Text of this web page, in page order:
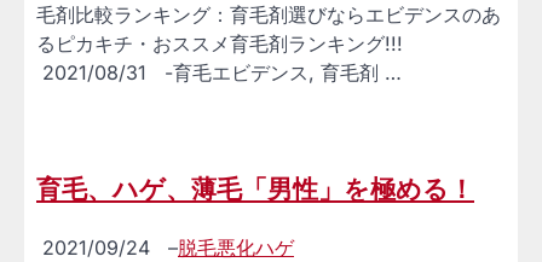
毛剤比較ランキング：育毛剤選びならエビデンスのあ
るピカキチ・おススメ育毛剤ランキング!!!
2021/08/31 -育毛エビデンス, 育毛剤 …
育毛、ハゲ、薄毛「男性」を極める！
2021/09/24 –脱毛悪化ハゲ